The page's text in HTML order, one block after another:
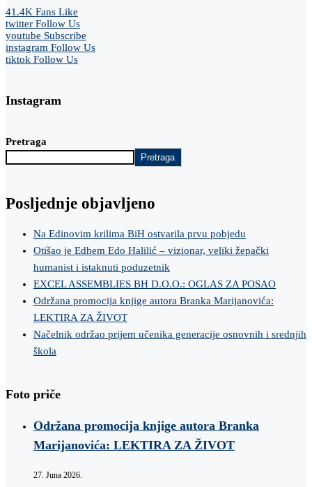
41.4K Fans Like
twitter Follow Us
youtube Subscribe
instagram Follow Us
tiktok Follow Us
Instagram
Pretraga
Pretraga
Posljednje objavljeno
Na Edinovim krilima BiH ostvarila prvu pobjedu
Otišao je Edhem Edo Halilić – vizionar, veliki žepački
humanist i istaknuti poduzetnik
EXCEL ASSEMBLIES BH D.O.O.: OGLAS ZA POSAO
Održana promocija knjige autora Branka Marijanovića:
LEKTIRA ZA ŽIVOT
Načelnik održao prijem učenika generacije osnovnih i srednjih
škola
Foto priče
Održana promocija knjige autora Branka
Marijanovića: LEKTIRA ZA ŽIVOT
27. Juna 2026.